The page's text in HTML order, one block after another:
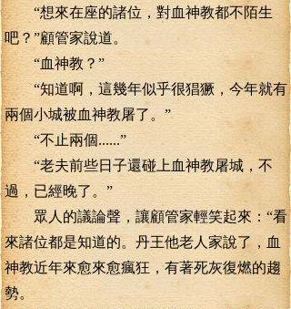
“想來在座的諸位，對血神教都不陌生
吧？”顧管家說道。
“血神教？”
“知道啊，這幾年似乎很猖獗，今年就有
兩個小城被血神教屠了。”
“不止兩個......”
“老夫前些日子還碰上血神教屠城，不
過，已經晚了。”
眾人的議論聲，讓顧管家輕笑起來：“看
來諸位都是知道的。丹王他老人家說了，血
神教近年來愈來愈瘋狂，有著死灰復燃的趨
勢。